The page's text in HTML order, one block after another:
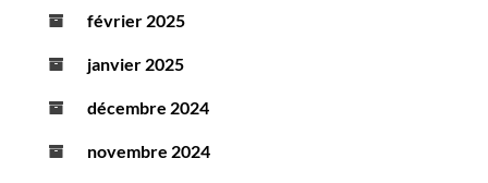
février 2025
janvier 2025
décembre 2024
novembre 2024